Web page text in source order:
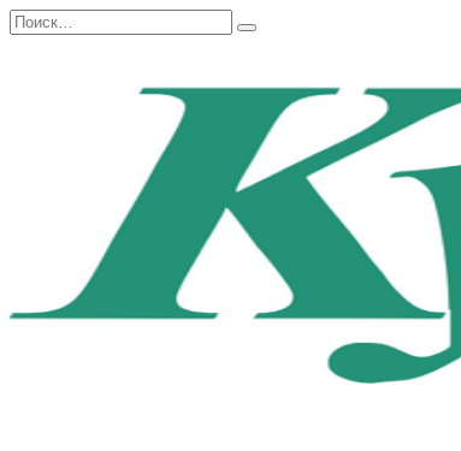
Перейти
к
Search
for: